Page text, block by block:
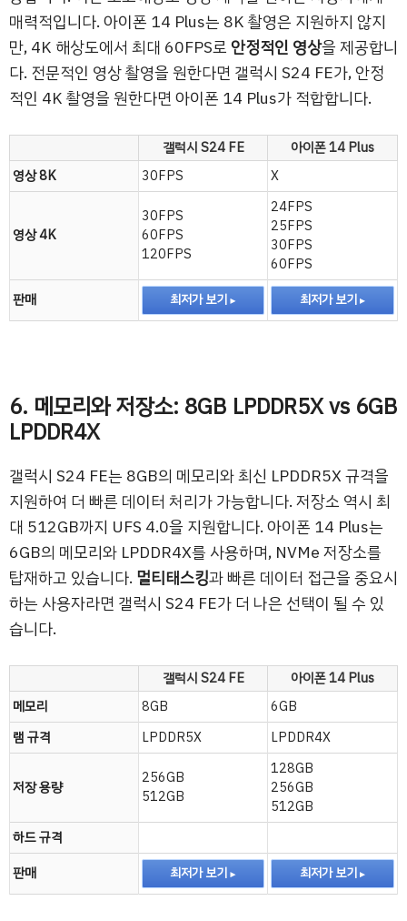
매력적입니다. 아이폰 14 Plus는 8K 촬영은 지원하지 않지
만, 4K 해상도에서 최대 60FPS로안정적인 영상을 제공합니
다. 전문적인 영상 촬영을 원한다면 갤럭시 S24 FE가, 안정
적인 4K 촬영을 원한다면 아이폰 14 Plus가 적합합니다.
갤럭시 S24 FE
아이폰 14 Plus
영상 8K
30FPS X
영상 4K
30FPS
60FPS
120FPS
24FPS
25FPS
30FPS
60FPS
판매
최저가 보기 최저가 보기
6. 메모리와 저장소: 8GB LPDDR5X vs 6GB
LPDDR4X
갤럭시 S24 FE는 8GB의 메모리와 최신 LPDDR5X 규격을
지원하여 더 빠른 데이터 처리가 가능합니다. 저장소 역시 최
대 512GB까지 UFS 4.0을 지원합니다. 아이폰 14 Plus는
6GB의 메모리와 LPDDR4X를 사용하며, NVMe 저장소를
탑재하고 있습니다. 멀티태스킹과 빠른 데이터 접근을 중요시
하는 사용자라면 갤럭시 S24 FE가 더 나은 선택이 될 수 있
습니다.
갤럭시 S24 FE
아이폰 14 Plus
메모리
8GB
6GB
램 규격
LPDDR5X LPDDR4X
저장 용량
256GB
512GB
128GB
256GB
512GB
하드 규격
판매
최저가 보기 최저가 보기